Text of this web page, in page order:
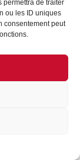
permettra de traiter
ou les ID uniques
consentement peut